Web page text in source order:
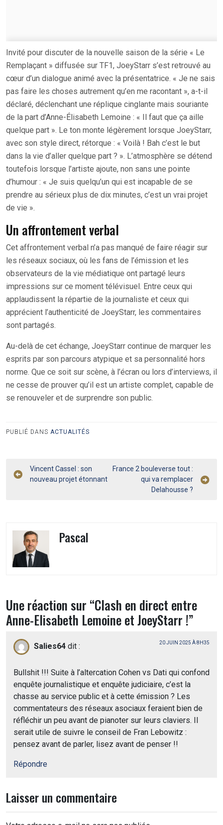
Invité pour discuter de la nouvelle saison de la série « Le
Remplaçant » diffusée sur TF1, JoeyStarr s’est retrouvé au
cœur d’un dialogue animé avec la présentatrice. « Je ne sais
pas faire les choses autrement qu’en me racontant », a-t-il
déclaré, déclenchant une réplique cinglante mais souriante
de la part d’Anne-Élisabeth Lemoine : « Il faut que ça aille
quelque part ». Le ton monte légèrement lorsque JoeyStarr,
avec son style direct, rétorque : « Voilà ! Bah c’est le but
dans la vie d’aller quelque part ? ». L’atmosphère se détend
toutefois lorsque l’artiste ajoute, non sans une pointe
d’humour : « Je suis quelqu’un qui est incapable de se
prendre au sérieux plus de dix minutes, c’est un vrai projet
de vie ».
Un affrontement verbal
Cet affrontement verbal n’a pas manqué de faire réagir sur
les réseaux sociaux, où les fans de l’émission et les
observateurs de la vie médiatique ont partagé leurs
impressions sur ce moment télévisuel. Entre ceux qui
applaudissent la répartie de la journaliste et ceux qui
apprécient l’authenticité de JoeyStarr, les commentaires
sont partagés.
Au-delà de cet échange, JoeyStarr continue de marquer les
esprits par son parcours atypique et sa personnalité hors
norme. Que ce soit sur scène, à l’écran ou lors d’interviews, il
ne cesse de prouver qu’il est un artiste complet, capable de
se renouveler et de surprendre son public.
PUBLIÉ DANS ACTUALITÉS
Navigation
Vincent Cassel : son
nouveau projet étonnant
France 2 bouleverse tout :
qui va remplacer
Delahousse ?
Pascal
Une réaction sur “Clash en direct entre
Anne-Elisabeth Lemoine et JoeyStarr !”
Salies64 dit : 20 JUIN 2025 À 8H35
Bullshit !!! Suite à l’altercation Cohen vs Dati qui confond
enquête journalistique et enquête judiciaire, c’est la
chasse au service public et à cette émission ? Les
commentateurs des réseaux asociaux feraient bien de
réfléchir un peu avant de pianoter sur leurs claviers. Il
serait utile de suivre le conseil de Fran Lebowitz :
pensez avant de parler, lisez avant de penser !!
Répondre
Laisser un commentaire